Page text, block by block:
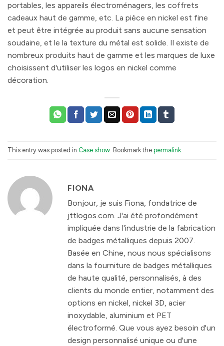
portables, les appareils électroménagers, les coffrets
cadeaux haut de gamme, etc. La pièce en nickel est fine
et peut être intégrée au produit sans aucune sensation
soudaine, et le la texture du métal est solide. Il existe de
nombreux produits haut de gamme et les marques de luxe
choisissent d'utiliser les logos en nickel comme
décoration.
This entry was posted in Case show . Bookmark the permalink
FIONA
Bonjour, je suis Fiona, fondatrice de
jttlogos.com. J'ai été profondément
impliquée dans l'industrie de la fabrication
de badges métalliques depuis 2007.
Basée en Chine, nous nous spécialisons
dans la fourniture de badges métalliques
de haute qualité, personnalisés, à des
clients du monde entier, notamment des
options en nickel, nickel 3D, acier
inoxydable, aluminium et PET
électroformé. Que vous ayez besoin d'un
design personnalisé unique ou d'une